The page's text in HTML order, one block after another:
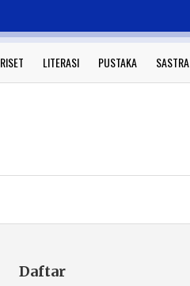
RISET LITERASI PUSTAKA SASTRA
Daftar